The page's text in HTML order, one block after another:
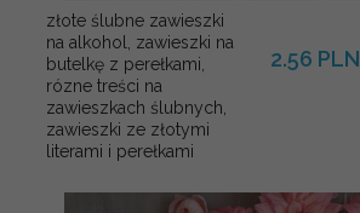
złote ślubne zawieszki
na alkohol, zawieszki na
butelkę z perełkami,
rózne treści na
zawieszkach ślubnych,
zawieszki ze złotymi
literami i perełkami
2.56 PLN